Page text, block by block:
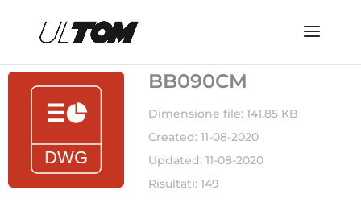
BB090CM
Dimensione file: 141.85 KB
Created: 11-08-2020
Updated: 11-08-2020
Risultati: 149